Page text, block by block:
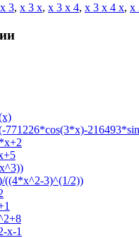
x 3, x 3 x, x 3 x 4, x 3 x 4 x, x
((4*x^2-3)^(1/2))
x-1